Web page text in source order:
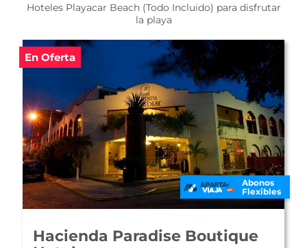
Hoteles Playacar Beach (Todo Incluido) para disfrutar
la playa
En Oferta
Abonos
Flexibles
Hotel The Reef Playacar